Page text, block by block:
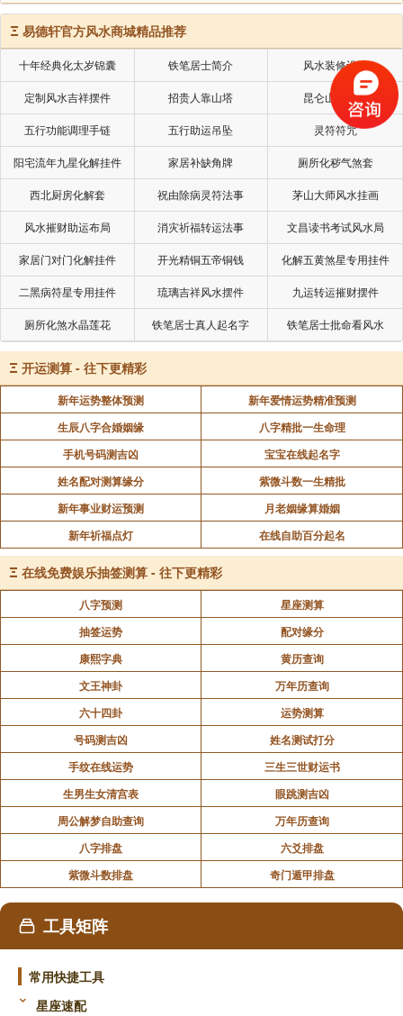
Ξ 易德轩官方风水商城精品推荐
十年经典化太岁锦囊 铁笔居士简介 风水装修设计
定制风水吉祥摆件 招贵人靠山塔 昆仑山五色土
五行功能调理手链 五行助运吊坠 灵符符咒
阳宅流年九星化解挂件 家居补缺角牌 厕所化秽气煞套
西北厨房化解套 祝由除病灵符法事 茅山大师风水挂画
风水摧财助运布局 消灾祈福转运法事 文昌读书考试风水局
家居门对门化解挂件 开光精铜五帝铜钱 化解五黄煞星专用挂件
二黑病符星专用挂件 琉璃吉祥风水摆件 九运转运摧财摆件
厕所化煞水晶莲花 铁笔居士真人起名字 铁笔居士批命看风水
Ξ 开运测算 - 往下更精彩
新年运势整体预测
新年爱情运势精准预测
生辰八字合婚姻缘
八字精批一生命理
手机号码测吉凶
宝宝在线起名字
姓名配对测算缘分
紫微斗数一生精批
新年事业财运预测
月老姻缘算婚姻
新年祈福点灯
在线自助百分起名
Ξ 在线免费娱乐抽签测算 - 往下更精彩
八字预测
星座测算
抽签运势
配对缘分
康熙字典
黄历查询
文王神卦
万年历查询
六十四卦
运势测算
号码测吉凶
姓名测试打分
手纹在线运势
三生三世财运书
生男生女清宫表
眼跳测吉凶
周公解梦自助查询
万年历查询
八字排盘
六爻排盘
紫微斗数排盘
奇门遁甲排盘
工具矩阵
常用快捷工具
星座速配